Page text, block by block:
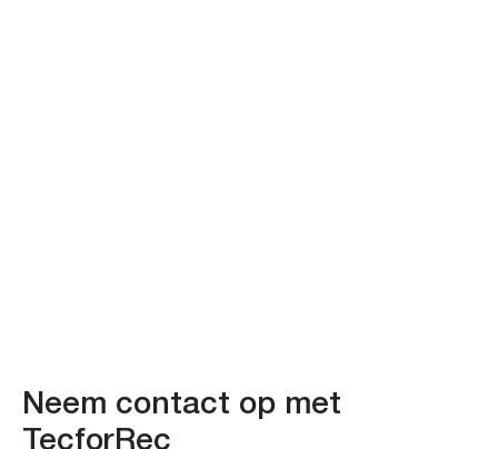
Neem contact op met
TecforRec